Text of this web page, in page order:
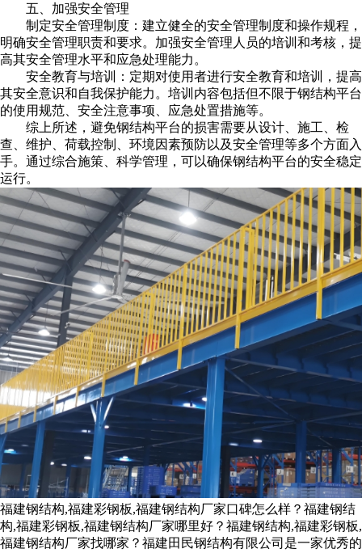
五、加强安全管理
制定安全管理制度：建立健全的安全管理制度和操作规程，
明确安全管理职责和要求。加强安全管理人员的培训和考核，提
高其安全管理水平和应急处理能力。
安全教育与培训：定期对使用者进行安全教育和培训，提高
其安全意识和自我保护能力。培训内容包括但不限于钢结构平台
的使用规范、安全注意事项、应急处置措施等。
综上所述，避免钢结构平台的损害需要从设计、施工、检
查、维护、荷载控制、环境因素预防以及安全管理等多个方面入
手。通过综合施策、科学管理，可以确保钢结构平台的安全稳定
运行。
福建钢结构,福建彩钢板,福建钢结构厂家口碑怎么样？福建钢结
构,福建彩钢板,福建钢结构厂家哪里好？福建钢结构,福建彩钢板,
福建钢结构厂家找哪家？福建田民钢结构有限公司是一家优秀的